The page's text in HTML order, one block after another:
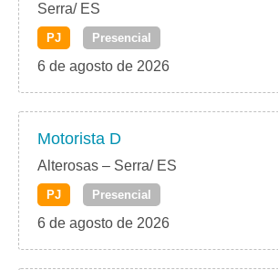
Serra/ ES
PJ Presencial
6 de agosto de 2026
Motorista D
Alterosas – Serra/ ES
PJ Presencial
6 de agosto de 2026